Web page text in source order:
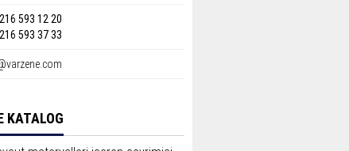
593 12 20
593 37 33
KATALOG